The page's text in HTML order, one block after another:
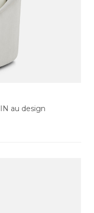
au design